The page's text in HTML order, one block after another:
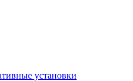
установки